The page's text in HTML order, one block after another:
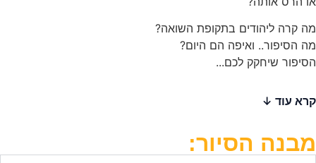
בתקופת השואה?
ואיפה הם היום?
לכם...
הסיור: